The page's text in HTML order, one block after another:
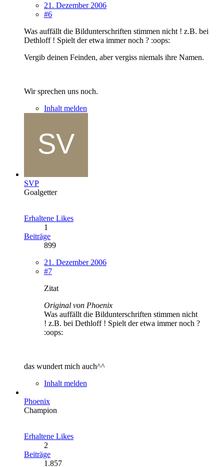
21. Dezember 2006
#6
Was auffällt die Bildunterschriften stimmen nicht ! z.B. bei
Dethloff ! Spielt der etwa immer noch ? :oops:
Vergib deinen Feinden, aber vergiss niemals ihre Namen.
Wir sprechen uns noch.
Inhalt melden
SVP
Goalgetter
Erhaltene Likes
1
Beiträge
899
21. Dezember 2006
#7
Zitat
Original von Phoenix
Was auffällt die Bildunterschriften stimmen nicht
! z.B. bei Dethloff ! Spielt der etwa immer noch ?
:oops:
das wundert mich auch^^
Inhalt melden
Phoenix
Champion
Erhaltene Likes
2
Beiträge
1.857